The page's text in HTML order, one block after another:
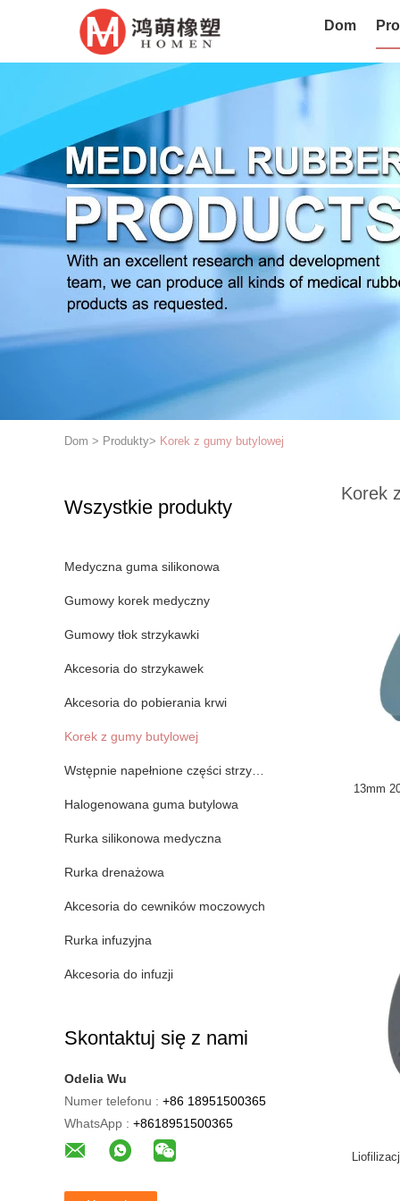
Dom
Dom > Produkty> Korek z gumy butylowej
Wszystkie produkty
Medyczna guma silikonowa
Gumowy korek medyczny
Gumowy tłok strzykawki
Akcesoria do strzykawek
Akcesoria do pobierania krwi
Korek z gumy butylowej
Wstępnie napełnione części strzykawki
Halogenowana guma butylowa
Rurka silikonowa medyczna
Rurka drenażowa
Akcesoria do cewników moczowych
Rurka infuzyjna
Akcesoria do infuzji
Skontaktuj się z nami
Odelia Wu
Numer telefonu : +86 18951500365
WhatsApp : +8618951500365
Korek
13mm